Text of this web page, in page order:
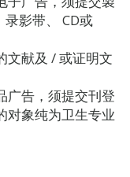
影带、 CD或
文献及 / 或证明文
广告，须提交刊登
对象纯为卫生专业